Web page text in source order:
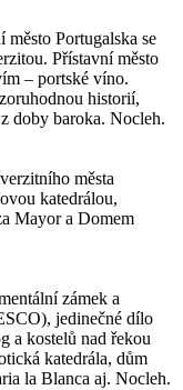
Portugalska se
Přístavní město
– portské víno.
historií,
doby baroka. Nocleh.
města
katedrálou,
Mayor a Domem
zámek a
jedinečné dílo
a kostelů nad řekou
katedrála, dům
la Blanca aj. Nocleh.